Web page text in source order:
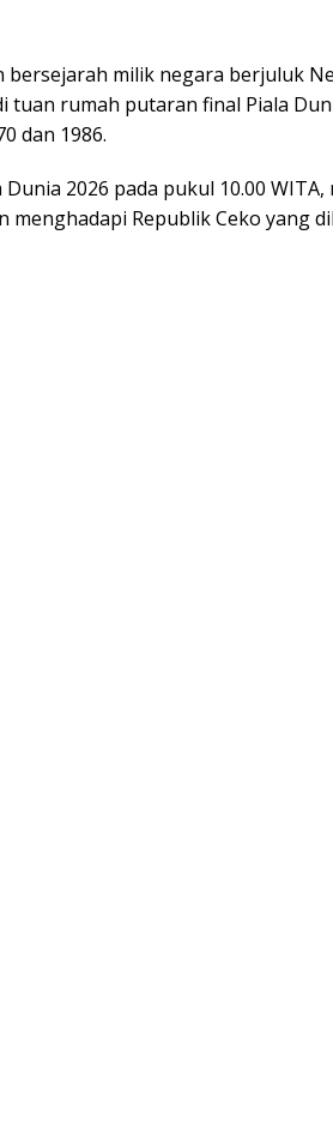
bersejarah milik negara berjuluk
tuan rumah putaran final Piala
dan 1986.
2026 pada pukul 10.00 WITA,
menghadapi Republik Ceko yang